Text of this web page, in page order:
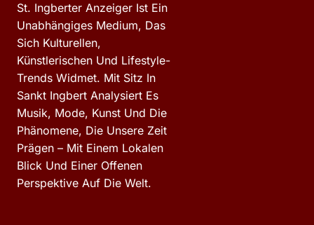
St. Ingberter Anzeiger Ist Ein
Unabhängiges Medium, Das
Sich Kulturellen,
Künstlerischen Und Lifestyle-
Trends Widmet. Mit Sitz In
Sankt Ingbert Analysiert Es
Musik, Mode, Kunst Und Die
Phänomene, Die Unsere Zeit
Prägen – Mit Einem Lokalen
Blick Und Einer Offenen
Perspektive Auf Die Welt.